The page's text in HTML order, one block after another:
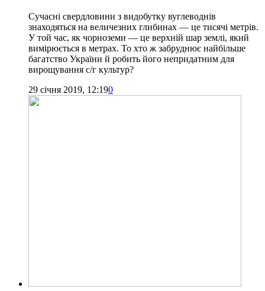
Сучасні свердловини з видобутку вуглеводнів
знаходяться на величезних глибинах — це тисячі метрів.
У той час, як чорноземи — це верхній шар землі, який
вимірюється в метрах. То хто ж забруднює найбільше
багатство України й робить його непридатним для
вирощування с/г культур?
29 січня 2019, 12:190